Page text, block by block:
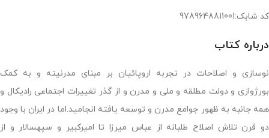
کد شابک:9789648811001
درباره کتاب
نوسازی و اصلاحات در تجربه اروپائیان بر مبنای مدرنیته و به کمک
بورژوازی و دولت مطلقه و ملی و مدرن و از گذر تغییرات اجتماعی رادیکال و
همه جانبه به ظهور جوامع مدرن و توسعه یافته انجامید.اما در ایران با وجود
دو قرن تلاش اصلاح طلبانه از عباس میرزا تا امیرکبیر و سپهسالار و از